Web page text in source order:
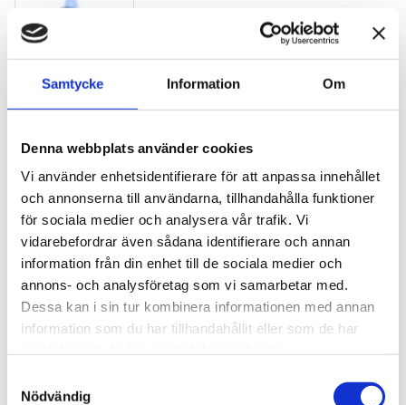
Samtycke Information Om
Denna webbplats använder cookies
Vi använder enhetsidentifierare för att anpassa innehållet
och annonserna till användarna, tillhandahålla funktioner
för sociala medier och analysera vår trafik. Vi
vidarebefordrar även sådana identifierare och annan
information från din enhet till de sociala medier och
annons- och analysföretag som vi samarbetar med.
Dessa kan i sin tur kombinera informationen med annan
information som du har tillhandahållit eller som de har
Nödvändig
Torch flame
1 995kr
BEVAKA
Lagerstatus
Slutsåld
Artikelnr
3115743
Tillverkare